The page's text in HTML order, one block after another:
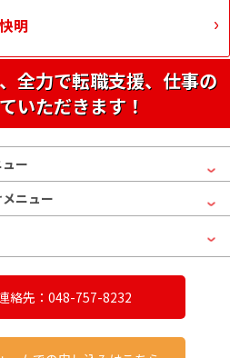
明
全力で転職支援、仕事の
いただきます！
ー
ニュー
絡先：048-757-8232